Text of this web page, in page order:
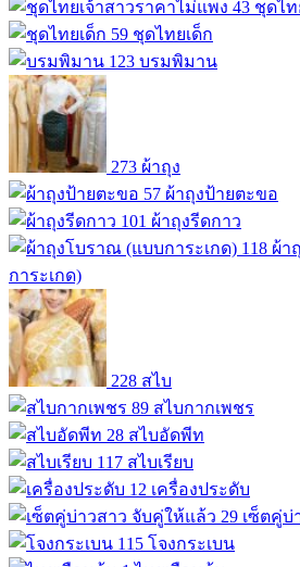
43 ชุดไท
59 ชุดไทยเด็ก
123 บรมพิมาน
273 ผ้าถุง
57 ผ้าถุงป้ายตะขอ
101 ผ้าถุงรีดกาว
118 ผ้า
การะเกด)
228 สไบ
89 สไบกากเพชร
28 สไบอัดพีท
117 สไบเรียบ
12 เครื่องประดับ
29 เซ็ตคู่บ่
115 โจงกระเบน